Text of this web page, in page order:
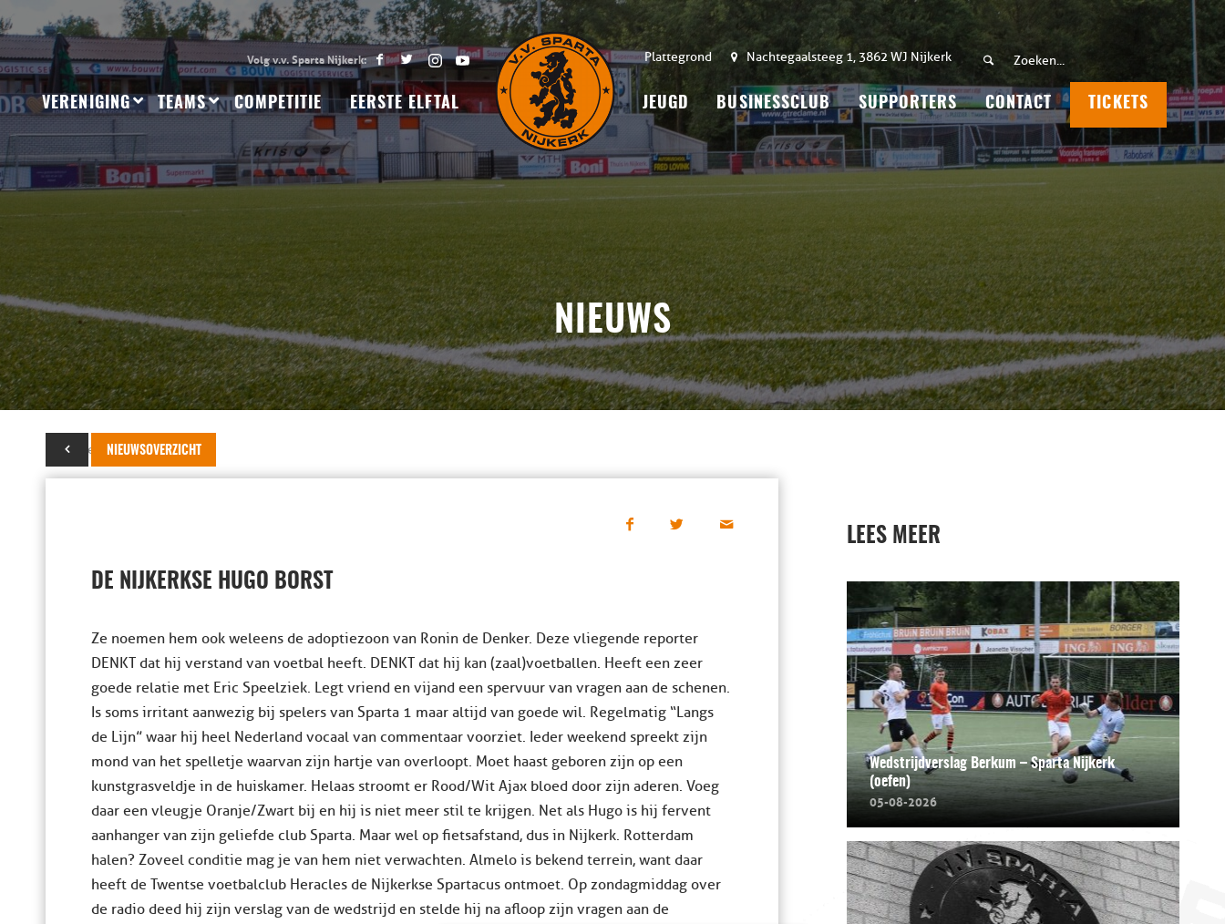
Plattegrond Nachtegaalsteeg 1, 3862 WJ Nijkerk
VERENIGING TEAMS COMPETITIE EERSTE ELFTAL JEUGD BUSINESSCLUB SUPPORTERS CONTACT TICKETS
NIEUWS
NIEUWSOVERZICHT
29 september 2022
DE NIJKERKSE HUGO BORST
Ze noemen hem ook weleens de adoptiezoon van Ronin de Denker. Deze vliegende reporter
DENKT dat hij verstand van voetbal heeft. DENKT dat hij kan (zaal)voetballen. Heeft een zeer
goede relatie met Eric Speelziek. Legt vriend en vijand een spervuur van vragen aan de schenen.
Is soms irritant aanwezig bij spelers van Sparta 1 maar altijd van goede wil. Regelmatig “Langs
de Lijn” waar hij heel Nederland vocaal van commentaar voorziet. Ieder weekend spreekt zijn
mond van het spelletje waarvan zijn hartje van overloopt. Moet haast geboren zijn op een
kunstgrasveldje in de huiskamer. Helaas stroomt er Rood/Wit Ajax bloed door zijn aderen. Voeg
daar een vleugje Oranje/Zwart bij en hij is niet meer stil te krijgen. Net als Hugo is hij fervent
aanhanger van zijn geliefde club Sparta. Maar wel op fietsafstand, dus in Nijkerk. Rotterdam
halen? Zoveel conditie mag je van hem niet verwachten. Almelo is bekend terrein, want daar
heeft de Twentse voetbalclub Heracles de Nijkerkse Spartacus ontmoet. Op zondagmiddag over
de radio deed hij zijn verslag van de wedstrijd en stelde hij na afloop zijn vragen aan de
LEES MEER
Wedstrijdverslag Berkum – Sparta Nijkerk
(oefen)
05-08-2026